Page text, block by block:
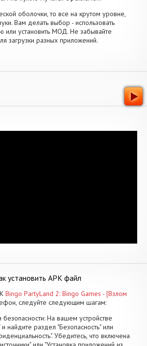
оболочки, то все на крутом уровне,
Вам делать выбор - использовать
или установить МОД. Не забывайте
загрузки разных приложений.
установить APK файл
Bingo PartyLand 2: Bingo Games - [Взлом
следуйте следующим шагам:
безопасности: На вашем устройстве
найдите раздел "Безопасность" или
Убедитесь, что включена